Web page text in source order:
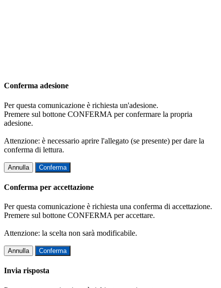
Conferma adesione
Per questa comunicazione è richiesta un'adesione.
Premere sul bottone CONFERMA per confermare la propria
adesione.
Attenzione: è necessario aprire l'allegato (se presente) per dare la
conferma di lettura.
Annulla Conferma
Conferma per accettazione
Per questa comunicazione è richiesta una conferma di accettazione.
Premere sul bottone CONFERMA per accettare.
Attenzione: la scelta non sarà modificabile.
Annulla Conferma
Invia risposta